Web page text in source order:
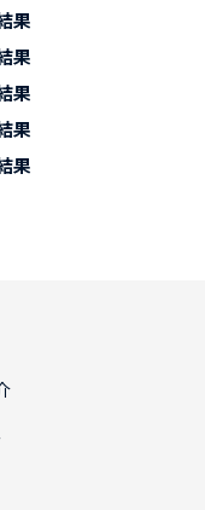
果
果
果
果
果